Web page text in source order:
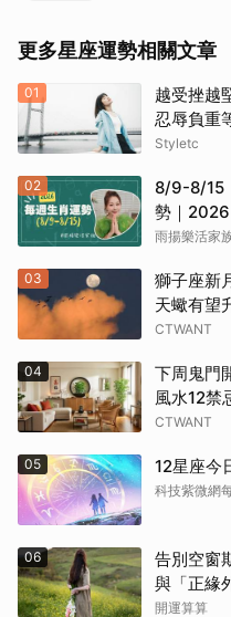
更多星座運勢相關文章
01
越受挫越
忍辱負重
Styletc
02
8/9-8/15
勢｜
雨揚樂活家
03
獅子座新
天蠍有望
CTWANT
04
下周鬼門
風水12禁
CTWANT
05 12星座今
科技紫微網
06
告別空窗
與「正緣
開運算算